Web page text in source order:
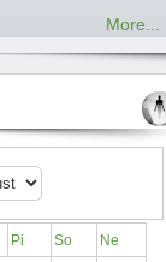
More...
Pi So
Ne